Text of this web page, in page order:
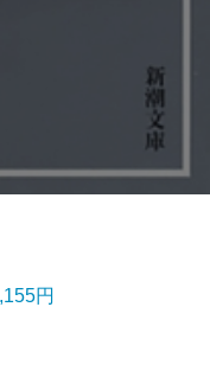
円